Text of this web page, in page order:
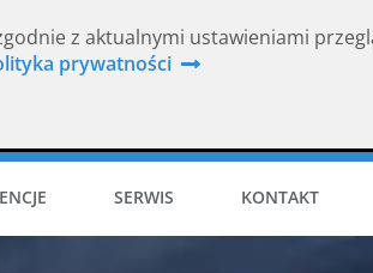
SERWIS KONTAKT
z aktualnymi ustawieniami
prywatności